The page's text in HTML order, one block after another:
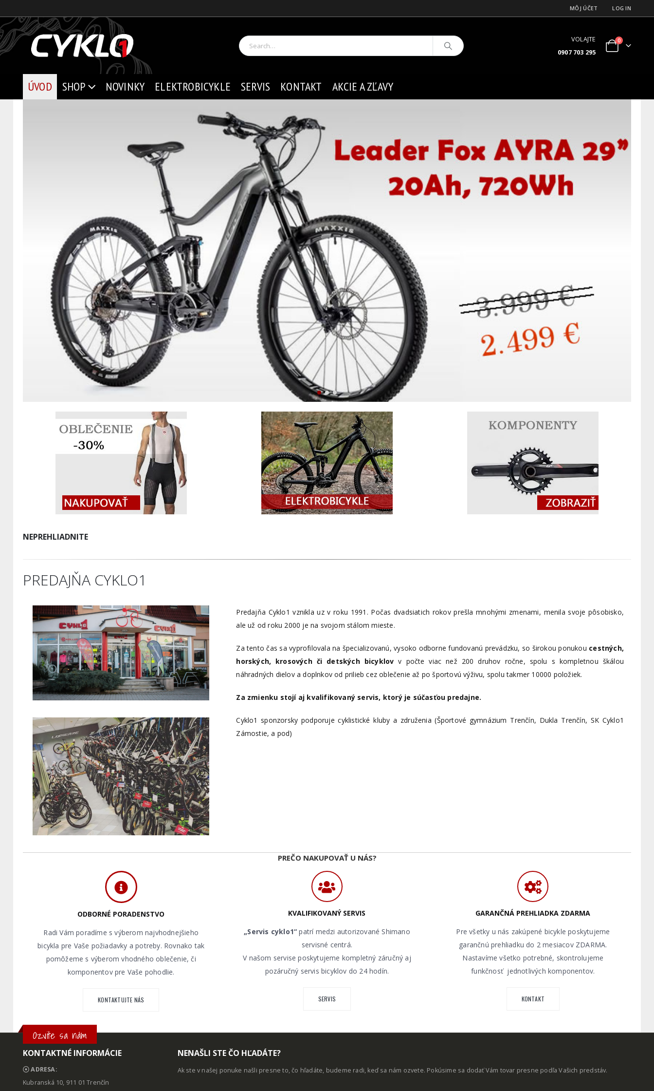
MÔJ ÚČET LOG IN
VOLAJTE
0907 703 295
0
ÚVOD SHOP NOVINKY ELEKTROBICYKLE SERVIS KONTAKT AKCIE A ZĽAVY
NEPREHLIADNITE
PREDAJŇA CYKLO1
Predajňa Cyklo1 vznikla uz v roku 1991. Počas dvadsiatich rokov prešla mnohými zmenami, menila svoje pôsobisko,
ale už od roku 2000 je na svojom stálom mieste.
Za tento čas sa vyprofilovala na špecializovanú, vysoko odborne fundovanú prevádzku, so širokou ponukou cestných,
horských, krosových či detských bicyklov v počte viac než 200 druhov ročne, spolu s kompletnou škálou
náhradných dielov a doplnkov od prilieb cez oblečenie až po športovú výživu, spolu takmer 10000 položiek.
Za zmienku stojí aj kvalifikovaný servis, ktorý je súčasťou predajne.
Cyklo1 sponzorsky podporuje cyklistické kluby a združenia (Športové gymnázium Trenčín, Dukla Trenčín, SK Cyklo1
Zámostie, a pod)
PREČO NAKUPOVAŤ U NÁS?
ODBORNÉ PORADENSTVO
Radi Vám poradíme s výberom najvhodnejšieho
bicykla pre Vaše požiadavky a potreby. Rovnako tak
pomôžeme s výberom vhodného oblečenie, či
komponentov pre Vaše pohodlie.
KONTAKTUJTE NÁS
KVALIFIKOVANÝ SERVIS
„Servis cyklo1“ patrí medzi autorizované Shimano
servisné centrá.
V našom servise poskytujeme kompletný záručný aj
pozáručný servis bicyklov do 24 hodín.
SERVIS
GARANČNÁ PREHLIADKA ZDARMA
Pre všetky u nás zakúpené bicykle poskytujeme
garančnú prehliadku do 2 mesiacov ZDARMA.
Nastavíme všetko potrebné, skontrolujeme
funkčnosť jednotlivých komponentov.
KONTAKT
Ozvite sa nám
KONTAKTNÉ INFORMÁCIE
ADRESA:
Kubranská 10, 911 01 Trenčín
NENAŠLI STE ČO HĽADÁTE?
Ak ste v našej ponuke našli presne to, čo hľadáte, budeme radi, keď sa nám ozvete. Pokúsime sa dodať Vám tovar presne podľa Vašich predstáv.